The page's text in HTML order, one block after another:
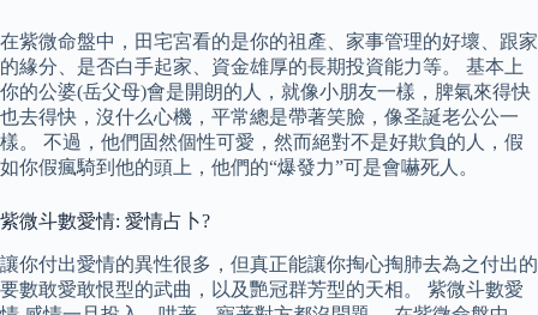
在紫微命盤中，田宅宮看的是你的祖產、家事管理的好壞、跟家
的緣分、是否白手起家、資金雄厚的長期投資能力等。 基本上
你的公婆(岳父母)會是開朗的人，就像小朋友一樣，脾氣來得快
也去得快，沒什么心機，平常總是帶著笑臉，像圣誕老公公一
樣。 不過，他們固然個性可愛，然而絕對不是好欺負的人，假
如你假瘋騎到他的頭上，他們的“爆發力”可是會嚇死人。
紫微斗數愛情: 愛情占卜?
讓你付出愛情的異性很多，但真正能讓你掏心掏肺去為之付出的
要數敢愛敢恨型的武曲，以及艷冠群芳型的天相。 紫微斗數愛